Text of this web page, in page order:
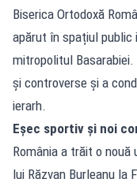
Biserica Ortodoxă
apărut în spațiul
mitropolitul
și controverse și a
ierarh.
Eșec sportiv și noi
România a trăit o
lui Răzvan Burleanu la